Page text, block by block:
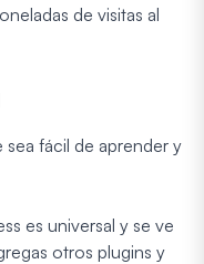
de visitas al
sea fácil de aprender y
es universal y se ve
otros plugins y